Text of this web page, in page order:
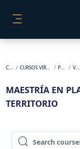
Courses CURSOS VIRTUALES ORIGINALES POSGRADO VIRTUAL
MAESTRÍA EN
TERRITORIO
Search courses